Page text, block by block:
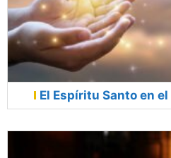
El Espíritu Santo en